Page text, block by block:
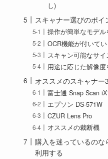
し)
スキャナー選びのポイ
操作が簡単なモデル
OCR機能が付いて
スキャン可能なサ
用途に応じた解像度
オススメのスキャナー
富士通 Snap Scan
エプソン DS-571W
CZUR Lens Pro
オススメの裁断機
購入を迷っているのな
利用する